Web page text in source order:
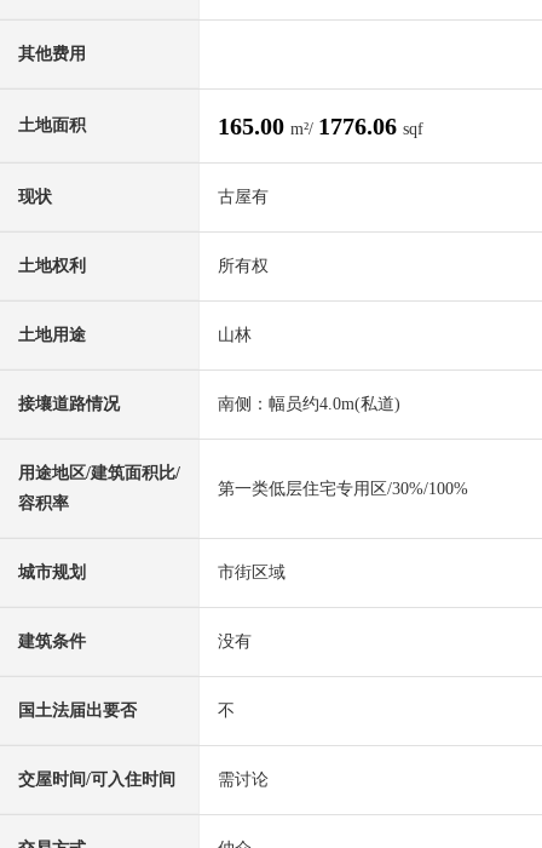
其他费用
土地面积 165.00 m²/ 1776.06 sqf
现状 古屋有
土地权利 所有权
土地用途 山林
接壤道路情况 南侧：幅员约4.0m(私道)
用途地区/建筑面积比/
容积率
第一类低层住宅专用区/30%/100%
城市规划 市街区域
建筑条件 没有
国土法届出要否 不
交屋时间/可入住时间 需讨论